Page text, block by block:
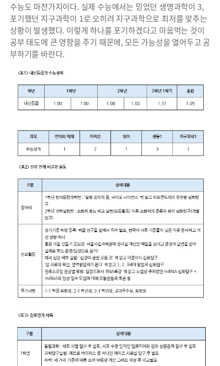
수능도 마찬가지이다. 실제 수능에서는 믿었던 생명과학이 3,
포기했던 지구과학이 1로 오히려 지구과학으로 최저를 맞추는
상황이 발생했다. 이렇게 하나를 포기하겠다고 마음먹는 것이
공부 태도에 큰 영향을 주기 때문에, 모든 가능성을 열어두고 공
부하기를 바란다.